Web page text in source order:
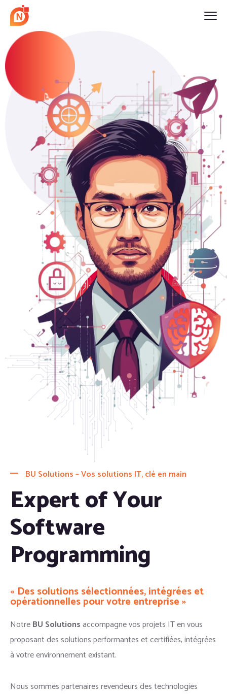
BU Solutions – Vos solutions IT, clé en main
Expert of Your
Software
Programming
« Des solutions sélectionnées, intégrées et
opérationnelles pour votre entreprise »
NotreBU Solutionsaccompagne vos projets IT en vous
proposant des solutions performantes et certifiées, intégrées
à votre environnement existant.
Nous sommes partenaires revendeurs des technologies